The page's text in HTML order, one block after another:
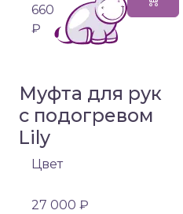
660
₽
Муфта для рук
с подогревом
Lily
Цвет
27 000 ₽